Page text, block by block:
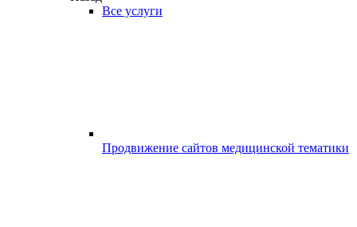
Все услуги
Продвижение сайтов медицинской тематики